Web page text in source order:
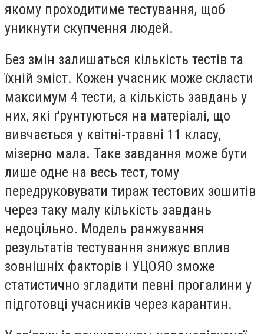
якому проходитиме тестування, щоб
уникнути скупчення людей.
Без змін залишаться кількість тестів та
їхній зміст. Кожен учасник може скласти
максимум 4 тести, а кількість завдань у
них, які ґрунтуються на матеріалі, що
вивчається у квітні-травні 11 класу,
мізерно мала. Таке завдання може бути
лише одне на весь тест, тому
передруковувати тираж тестових зошитів
через таку малу кількість завдань
недоцільно. Модель ранжування
результатів тестування знижує вплив
зовнішніх факторів і УЦОЯО зможе
статистично згладити певні прогалини у
підготовці учасників через карантин.